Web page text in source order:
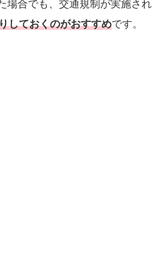
場合でも、交通規制が実施され
しておくのがおすすめです。